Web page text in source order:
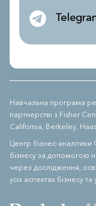
Навчальна програма
партнерстві з Fisher
California, Berkeley,
Центр бізнес-
бізнесу за допомогою
через дослідження,
усіх аспектах бізнесу